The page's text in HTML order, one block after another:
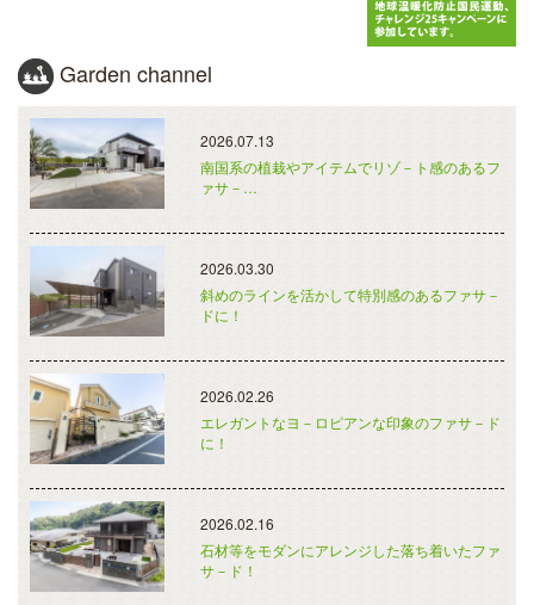
Garden channel
2026.07.13
南国系の植栽やアイテムでリゾ－ト感のあるフ
ァサ－…
2026.03.30
斜めのラインを活かして特別感のあるファサ－
ドに！
2026.02.26
エレガントなヨ－ロピアンな印象のファサ－ド
に！
2026.02.16
石材等をモダンにアレンジした落ち着いたファ
サ－ド！